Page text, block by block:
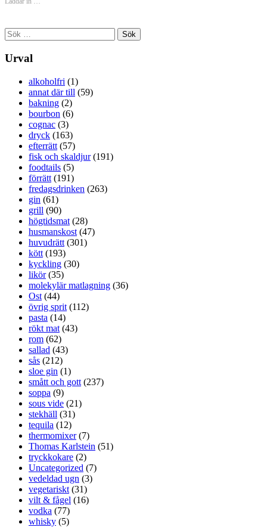
Sök
efter:
Urval
alkoholfri (1)
annat där till (59)
bakning (2)
bourbon (6)
cognac (3)
dryck (163)
efterrätt (57)
fisk och skaldjur(191)
foodtails (5)
förrätt (191)
fredagsdrinken (263)
gin (61)
grill (90)
högtidsmat (28)
husmanskost (47)
huvudrätt (301)
kött (193)
kyckling (30)
likör(35)
molekylär matlagning (36)
Ost (44)
övrig sprit (112)
pasta (14)
rökt mat (43)
rom (62)
sallad (43)
sås (212)
sloe gin (1)
smått och gott (237)
soppa (9)
sous vide (21)
stekhäll (31)
tequila (12)
thermomixer(7)
Thomas Karlstein (51)
tryckkokare (2)
Uncategorized (7)
vedeldad ugn (3)
vegetariskt (31)
vilt & fågel (16)
vodka (77)
whisky (5)